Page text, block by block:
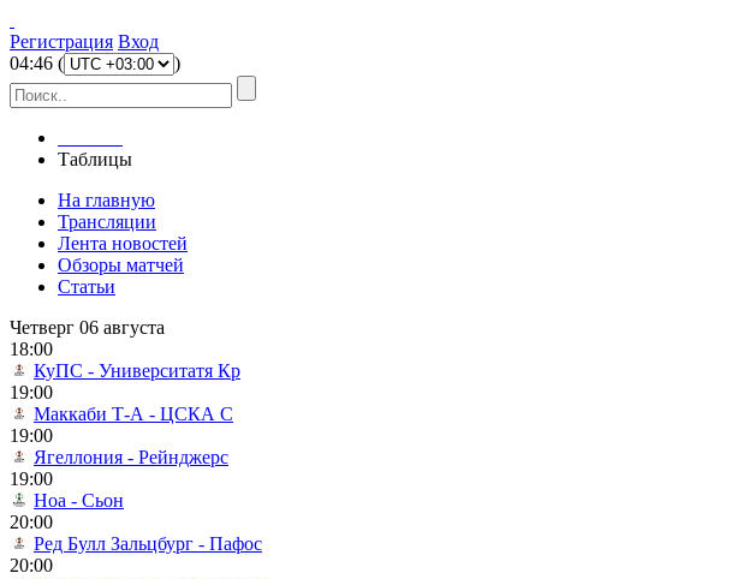
Регистрация Вход
04:46 ( )
Таблицы
На главную
Трансляции
Лента новостей
Обзоры матчей
Статьи
Четверг 06 августа
18:00
КуПС - Университатя Кр
19:00
Маккаби Т-А - ЦСКА С
19:00
Ягеллония - Рейнджерс
19:00
Ноа - Сьон
20:00
Ред Булл Зальцбург - Пафос
20:00